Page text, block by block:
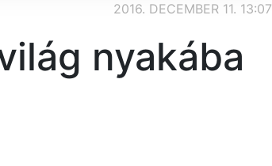
2016. DECEMBER 11. 13:07
nyakába